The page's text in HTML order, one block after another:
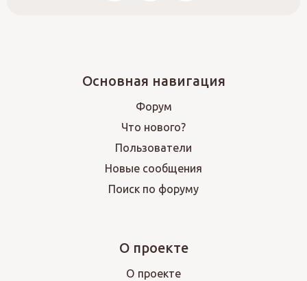
Основная навигация
Форум
Что нового?
Пользователи
Новые сообщения
Поиск по форуму
О проекте
О проекте